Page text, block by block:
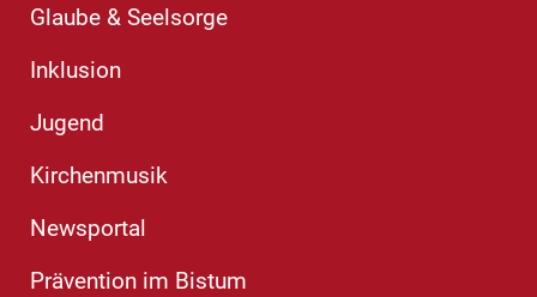
Glaube & Seelsorge
Inklusion
Jugend
Kirchenmusik
Newsportal
Prävention im Bistum